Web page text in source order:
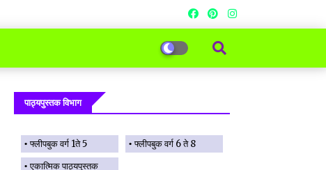
पाठ्यपुस्तक विभाग
फ्लीपबुक वर्ग 1ते 5
फ्लीपबुक वर्ग 6 ते 8
एकात्मिक पाठ्यपुस्तक